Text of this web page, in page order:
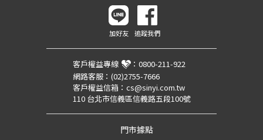
加好友 追蹤我們
客戶權益專線 ： 0800-211-922
網路客服： (02)2755-7666
客戶權益信箱： cs@sinyi.com.tw
110 台北市信義區信義路五段100號
門市據點